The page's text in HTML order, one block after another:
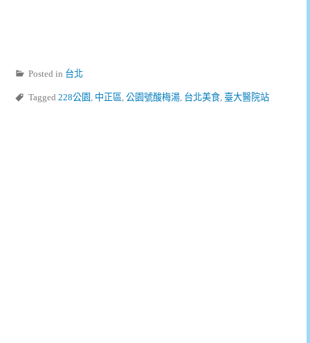
Posted in 台北
Tagged 228公園 , 中正區, 公園號酸梅湯, 台北美食, 臺大醫院站